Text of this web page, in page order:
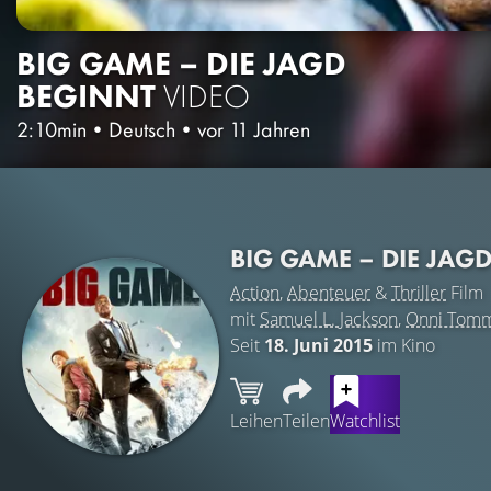
BIG GAME – DIE JAGD
BEGINNTVIDEO
2:10min • Deutsch • vor 11 Jahren
BIG GAME – DIE
Action,Abenteuer &Thriller Film
mit Samuel L. Jackson, Onni
Seit 18. Juni 2015 im Kino
LeihenTeilenWatchlist